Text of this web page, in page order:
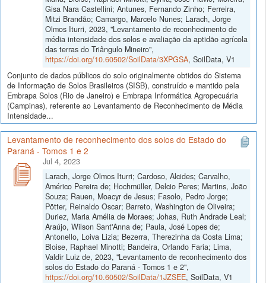
Gisa Nara Castellini; Antunes, Fernando Zinho; Ferreira,
Mitzi Brandão; Camargo, Marcelo Nunes; Larach, Jorge
Olmos Iturri, 2023, "Levantamento de reconhecimento de
média intensidade dos solos e avaliação da aptidão agrícola
das terras do Triângulo Mineiro",
https://doi.org/10.60502/SoilData/3XPGSA, SoilData, V1
Conjunto de dados públicos do solo originalmente obtidos do Sistema
de Informação de Solos Brasileiros (SISB), construído e mantido pela
Embrapa Solos (Rio de Janeiro) e Embrapa Informática Agropecuária
(Campinas), referente ao Levantamento de Reconhecimento de Média
Intensidade...
Levantamento de reconhecimento dos solos do Estado do
Paraná - Tomos 1 e 2
Jul 4, 2023
Larach, Jorge Olmos Iturri; Cardoso, Alcides; Carvalho,
Américo Pereira de; Hochmüller, Delcio Peres; Martins, João
Souza; Rauen, Moacyr de Jesus; Fasolo, Pedro Jorge;
Pötter, Reinaldo Oscar; Barreto, Washington de Oliveira;
Duriez, Maria Amélia de Moraes; Johas, Ruth Andrade Leal;
Araújo, Wilson Sant'Anna de; Paula, José Lopes de;
Antonello, Loiva Lizia; Bezerra, Therezinha da Costa Lima;
Bloise, Raphael Minotti; Bandeira, Orlando Faria; Lima,
Valdir Luiz de, 2023, "Levantamento de reconhecimento dos
solos do Estado do Paraná - Tomos 1 e 2",
https://doi.org/10.60502/SoilData/1JZSEE, SoilData, V1